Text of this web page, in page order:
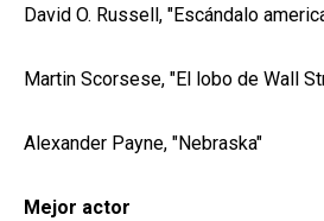
David O. Russell, "Escándalo
Martin Scorsese, "El lobo de Wall
Alexander Payne, "Nebraska"
Mejor actor